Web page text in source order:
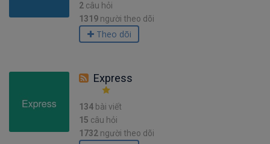
2 câu hỏi
1319 người theo dõi
Theo dõi
Express
134 bài viết
15 câu hỏi
1732 người theo dõi